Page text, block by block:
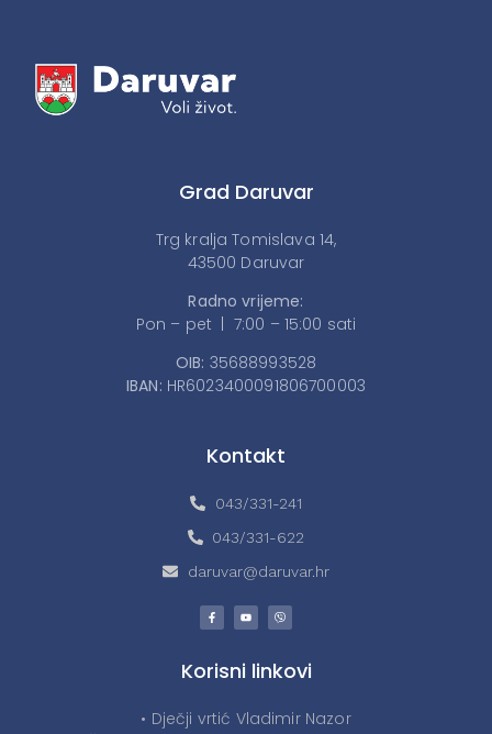
Grad Daruvar
Trg kralja Tomislava 14,
43500 Daruvar
Radno vrijeme:
Pon – pet | 7:00 – 15:00 sati
OIB: 35688993528
IBAN: HR6023400091806700003
Kontakt
043/331-241
043/331-622
daruvar@daruvar.hr
Korisni linkovi
• Dječji vrtić Vladimir Nazor